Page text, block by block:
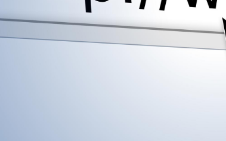
Attacchi hacker e Malware: le ultime news